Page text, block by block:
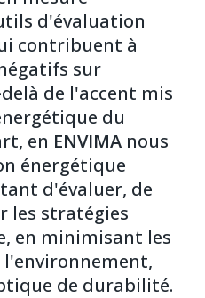
d'évaluation
contribuent à
sur
de l'accent mis
du
en ENVIMA nous
énergétique
d'évaluer, de
les stratégies
en minimisant les
de durabilité.